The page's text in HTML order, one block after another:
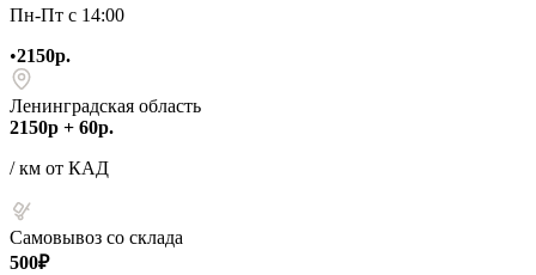
Пн-Пт с 14:00
•2150р.
Ленинградская область
2150р + 60р.
/ км от КАД
Самовывоз со склада
500₽